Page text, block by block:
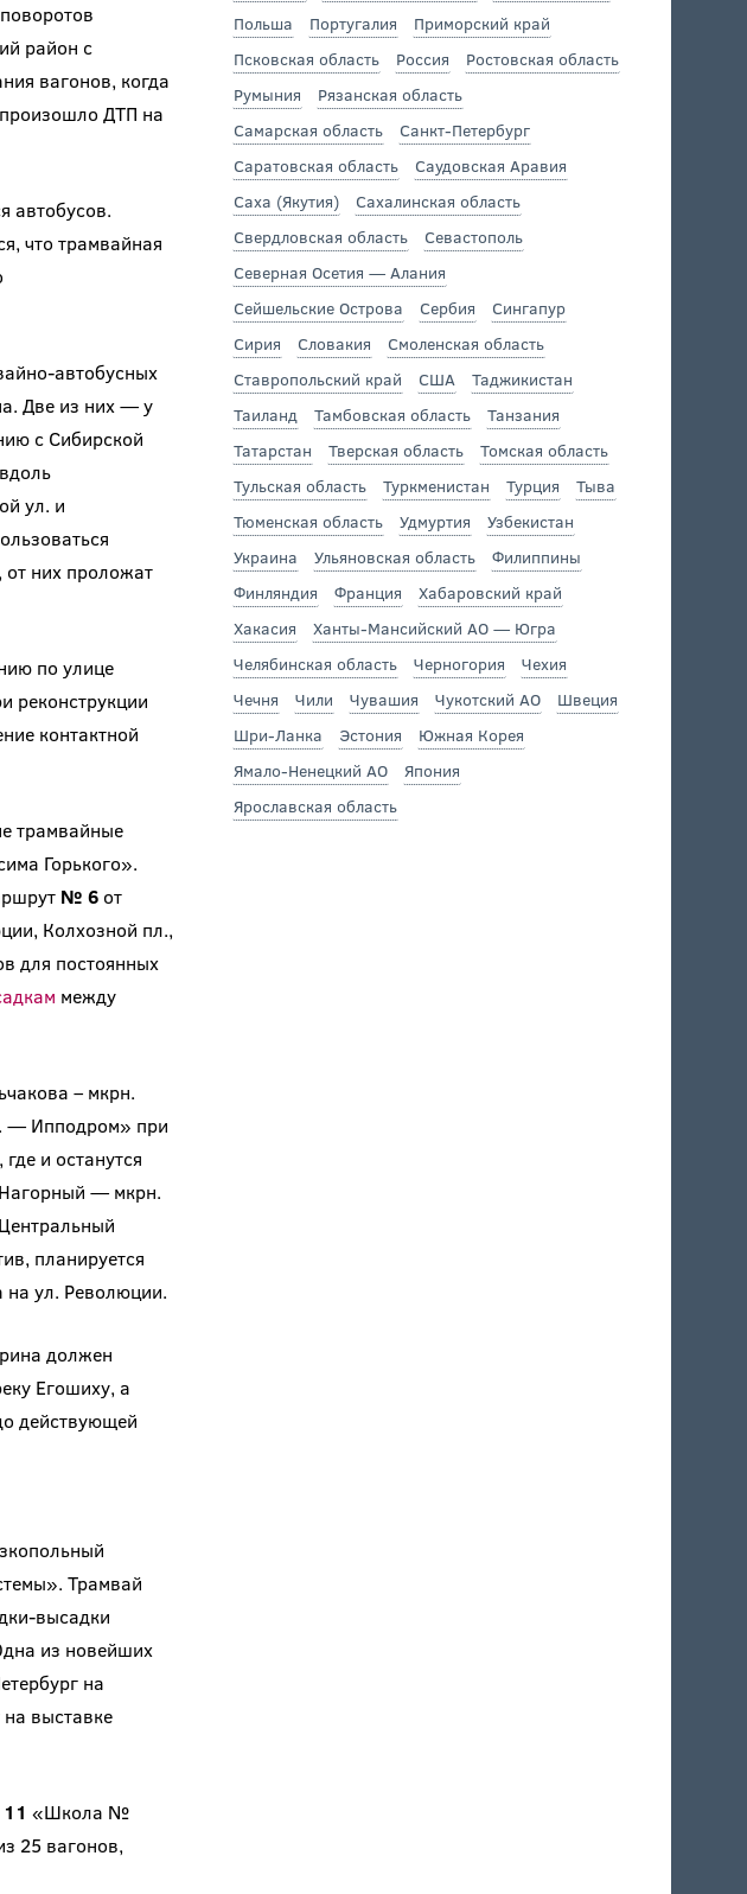
район с
вагонов, когда
ДТП на
автобусов.
что трамвайная
автобусных
Две из них — у
с Сибирской
ул. и
них проложат
по улице
реконструкции
контактной
трамвайные
Горького».
№ 6от
Колхозной пл.,
для постоянных
между
– мкрн.
Ипподром» при
и останутся
— мкрн.
планируется
на ул. Революции.
должен
Егошиху, а
действующей
Трамвай
высадки
из новейших
на
выставке
«Школа №
25 вагонов,
Польша
Португалия
Приморский край
Псковская область
Россия
Ростовская область
Румыния
Рязанская область
Самарская область
Санкт-Петербург
Саратовская область
Саудовская Аравия
Саха (Якутия)
Сахалинская область
Свердловская область
Севастополь
Северная Осетия — Алания
Сейшельские Острова
Сербия
Сингапур
Сирия
Словакия
Смоленская область
Ставропольский край
США
Таджикистан
Таиланд
Тамбовская область
Танзания
Татарстан
Тверская область
Томская область
Тульская область
Туркменистан Турция
Тыва
Тюменская область
Удмуртия
Узбекистан
Украина
Ульяновская область
Филиппины
Финляндия
Франция
Хабаровский край
Хакасия
Ханты-Мансийский АО — Югра
Челябинская область
Черногория
Чехия
Чечня
Чили Чувашия Чукотский АО
Швеция
Шри-Ланка
Эстония
Южная Корея
Ямало-Ненецкий АО
Япония
Ярославская область